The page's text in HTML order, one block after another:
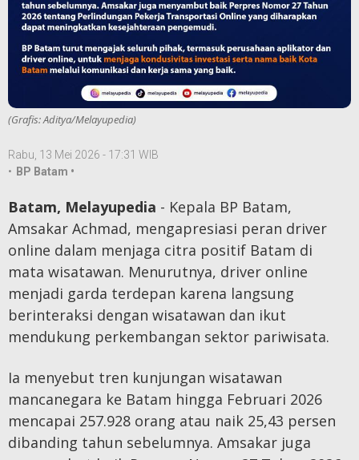
(Grafis: Aditya/Melayupedia)
Rabu, 13 Mei 2026 - 17:31 WIB
• BP Batam •
Batam, Melayupedia - Kepala BP Batam,
Amsakar Achmad, mengapresiasi peran driver
online dalam menjaga citra positif Batam di
mata wisatawan. Menurutnya, driver online
menjadi garda terdepan karena langsung
berinteraksi dengan wisatawan dan ikut
mendukung perkembangan sektor pariwisata.
Ia menyebut tren kunjungan wisatawan
mancanegara ke Batam hingga Februari 2026
mencapai 257.928 orang atau naik 25,43 persen
dibanding tahun sebelumnya. Amsakar juga